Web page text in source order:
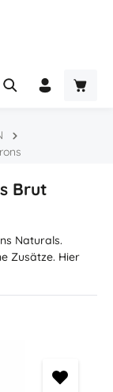
Brut
Naturals.
Zusätze. Hier